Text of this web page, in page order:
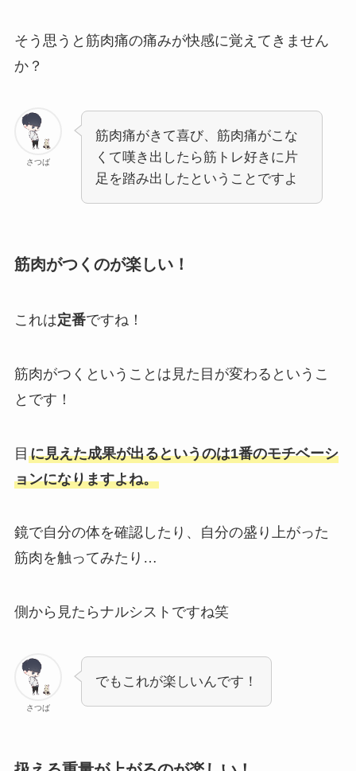
そう思うと筋肉痛の痛みが快感に覚えてきません
か？
さつば
筋肉痛がきて喜び、筋肉痛がこな
くて嘆き出したら筋トレ好きに片
足を踏み出したということですよ
筋肉がつくのが楽しい！
これは定番ですね！
筋肉がつくということは見た目が変わるというこ
とです！
目 に見えた成果が出るというのは1番のモチベーシ
ョンになりますよね。
鏡で自分の体を確認したり、自分の盛り上がった
筋肉を触ってみたり…
側から見たらナルシストですね笑
さつば
でもこれが楽しいんです！